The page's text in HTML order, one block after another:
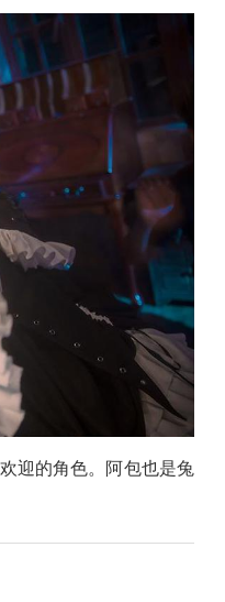
迎的角色。阿包也是兔